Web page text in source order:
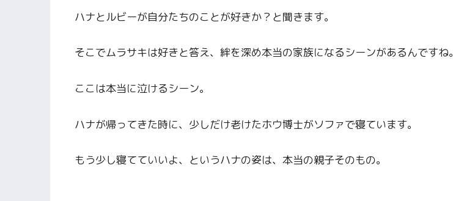
ハナとルビーが自分たちのことが好きか？と聞きます。
そこでムラサキは好きと答え、絆を深め本当の家族になるシーンがあるんですね。
ここは本当に泣けるシーン。
ハナが帰ってきた時に、少しだけ老けたホウ博士がソファで寝ています。
もう少し寝てていいよ、というハナの姿は、本当の親子そのもの。